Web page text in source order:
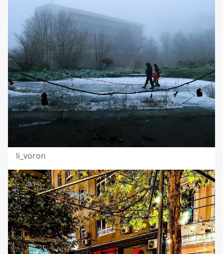
li_voron